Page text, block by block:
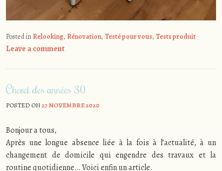
Posted in Relooking, Rénovation, Testé pour vous, Tests produit
Leave a comment
Chevet des années 30
POSTED ON27 NOVEMBRE 2020
Bonjour a tous,
Après une longue absence liée à la fois à l’actualité, à un
changement de domicile qui engendre des travaux et la
routine quotidienne… Voici enfin un article.